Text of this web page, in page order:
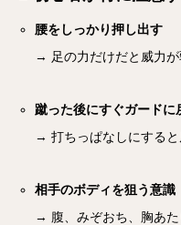
腰をしっかり押し出す
→ 足の力だけだと威力が
蹴った後にすぐガードに
→ 打ちっぱなしにすると
相手のボディを狙う意識
→ 腹、みぞおち、胸あた